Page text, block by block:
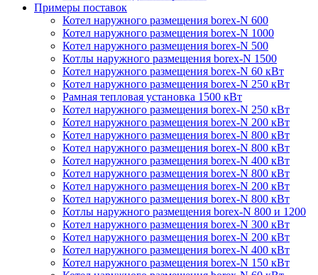
Примеры поставок
Котел наружного размещения borex-N 600
Котел наружного размещения borex-N 1000
Котел наружного размещения borex-N 500
Котлы наружного размещения borex-N 1500
Котел наружного размещения borex-N 60 кВт
Котел наружного размещения borex-N 250 кВт
Рамная тепловая установка 1500 кВт
Котел наружного размещения borex-N 250 кВт
Котел наружного размещения borex-N 200 кВт
Котел наружного размещения borex-N 800 кВт
Котел наружного размещения borex-N 800 кВт
Котел наружного размещения borex-N 400 кВт
Котел наружного размещения borex-N 800 кВт
Котел наружного размещения borex-N 200 кВт
Котел наружного размещения borex-N 800 кВт
Котлы наружного размещения borex-N 800 и 1200
Котел наружного размещения borex-N 300 кВт
Котел наружного размещения borex-N 200 кВт
Котел наружного размещения borex-N 400 кВт
Котел наружного размещения borex-N 150 кВт